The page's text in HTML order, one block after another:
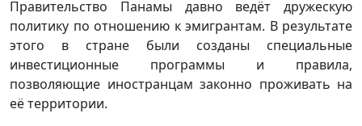
Правительство Панамы давно ведёт дружескую
политику по отношению к эмигрантам. В результате
этого в стране были созданы специальные
инвестиционные программы и правила,
позволяющие иностранцам законно проживать на
её территории.